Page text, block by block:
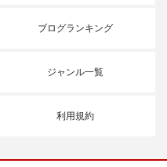
ブログランキング
ジャンル一覧
利用規約